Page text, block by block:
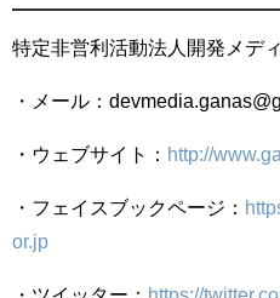
特定非営利活動法人開発メデ
・メール：
・ウェブサイト： http://
・フェイスブックページ：
or.jp
・ツイッター： https://